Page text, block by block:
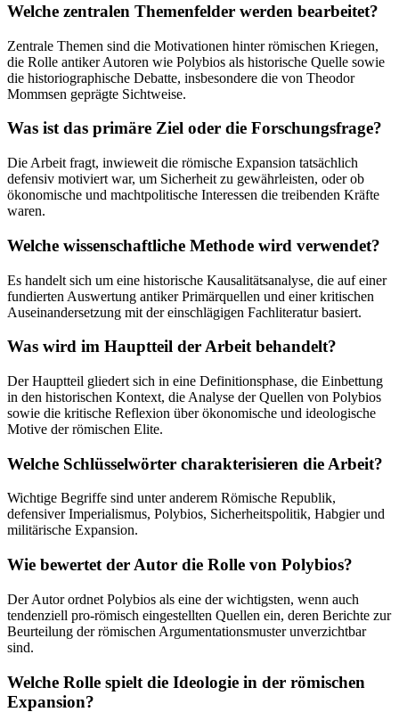
Welche zentralen Themenfelder werden bearbeitet?
Zentrale Themen sind die Motivationen hinter römischen Kriegen,
die Rolle antiker Autoren wie Polybios als historische Quelle sowie
die historiographische Debatte, insbesondere die von Theodor
Mommsen geprägte Sichtweise.
Was ist das primäre Ziel oder die Forschungsfrage?
Die Arbeit fragt, inwieweit die römische Expansion tatsächlich
defensiv motiviert war, um Sicherheit zu gewährleisten, oder ob
ökonomische und machtpolitische Interessen die treibenden Kräfte
waren.
Welche wissenschaftliche Methode wird verwendet?
Es handelt sich um eine historische Kausalitätsanalyse, die auf einer
fundierten Auswertung antiker Primärquellen und einer kritischen
Auseinandersetzung mit der einschlägigen Fachliteratur basiert.
Was wird im Hauptteil der Arbeit behandelt?
Der Hauptteil gliedert sich in eine Definitionsphase, die Einbettung
in den historischen Kontext, die Analyse der Quellen von Polybios
sowie die kritische Reflexion über ökonomische und ideologische
Motive der römischen Elite.
Welche Schlüsselwörter charakterisieren die Arbeit?
Wichtige Begriffe sind unter anderem Römische Republik,
defensiver Imperialismus, Polybios, Sicherheitspolitik, Habgier und
militärische Expansion.
Wie bewertet der Autor die Rolle von Polybios?
Der Autor ordnet Polybios als eine der wichtigsten, wenn auch
tendenziell pro-römisch eingestellten Quellen ein, deren Berichte zur
Beurteilung der römischen Argumentationsmuster unverzichtbar
sind.
Welche Rolle spielt die Ideologie in der römischen
Expansion?